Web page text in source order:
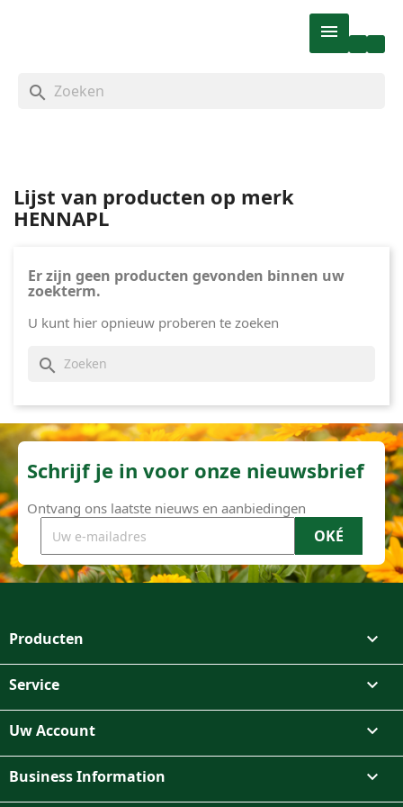

search
Lijst van producten op merk
HENNAPL
Er zijn geen producten gevonden binnen uw
zoekterm.
U kunt hier opnieuw proberen te zoeken
search
Schrijf je in voor onze nieuwsbrief
Ontvang ons laatste nieuws en aanbiedingen
Producten 
Service 
Uw Account 
Business Information 